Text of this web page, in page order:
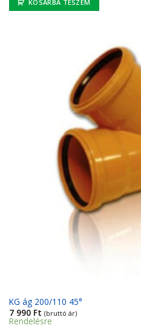
KOSÁRBA TESZEM
KG ág 200/110 45°
7 990 Ft (bruttó ár)
Rendelésre